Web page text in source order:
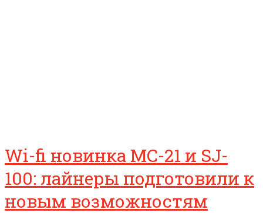
Wi-fi новинка МС-21 и SJ-
100: лайнеры подготовили к
новым возможностям